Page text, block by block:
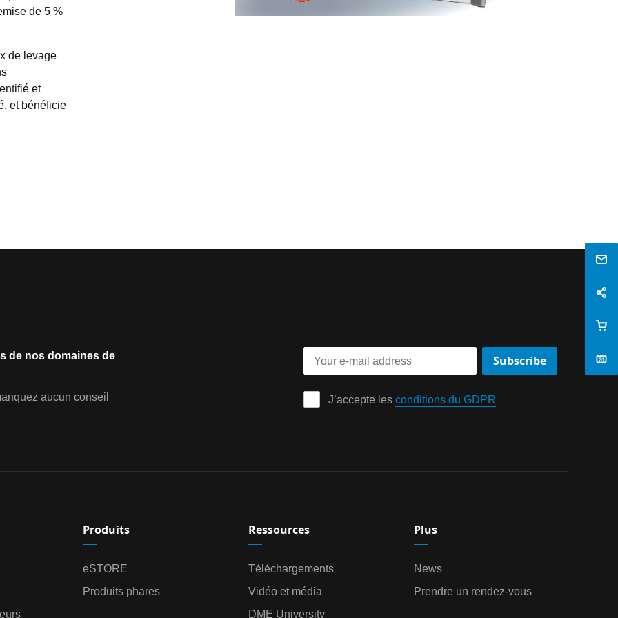
de 5 %
de levage
et
et bénéficie
de nos domaines de
aucun conseil
Subscribe
J’accepte les conditions du GDPR
Produits
eSTORE
Produits phares
Ressources
Téléchargements
Vidéo et média
DME University
Plus
News
Prendre un rendez-vous